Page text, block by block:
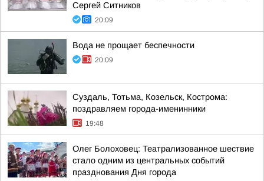
Сергей Ситников
20:09
Вода не прощает беспечности
20:09
Суздаль, Тотьма, Козельск, Кострома:
поздравляем города-именинники
19:48
Олег Болоховец: Театрализованное шествие
стало одним из центральных событий
празднования Дня города